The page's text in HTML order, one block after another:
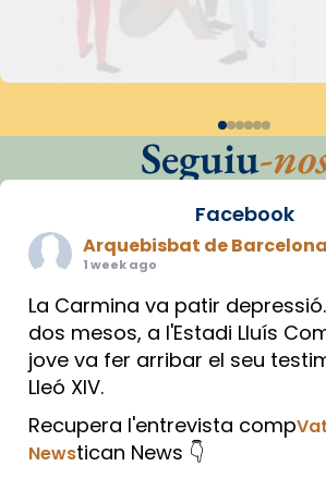
Seguiu-
Facebook
Arquebisbat de Barcelona
1 week ago
La Carmina va patir
dos mesos, a l'Estadi Lluís
jove va fer arribar el seu
Lleó XIV.
Recupera l'entrevista comp
Newstican News 👇